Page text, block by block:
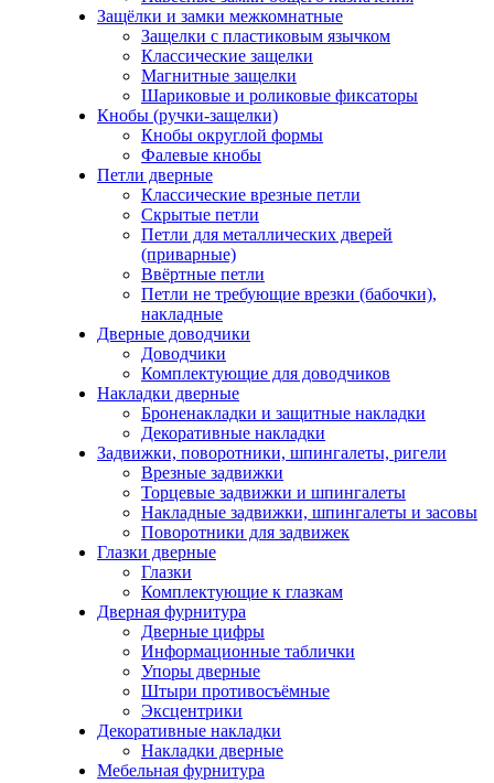
Защёлки и замки межкомнатные
Защелки с пластиковым язычком
Классические защелки
Магнитные защелки
Шариковые и роликовые фиксаторы
Кнобы (ручки-защелки)
Кнобы округлой формы
Фалевые кнобы
Петли дверные
Классические врезные петли
Скрытые петли
Петли для металлических дверей
(приварные)
Ввёртные петли
Петли не требующие врезки (бабочки),
накладные
Дверные доводчики
Доводчики
Комплектующие для доводчиков
Накладки дверные
Броненакладки и защитные накладки
Декоративные накладки
Задвижки, поворотники, шпингалеты, ригели
Врезные задвижки
Торцевые задвижки и шпингалеты
Накладные задвижки, шпингалеты и засовы
Поворотники для задвижек
Глазки дверные
Глазки
Комплектующие к глазкам
Дверная фурнитура
Дверные цифры
Информационные таблички
Упоры дверные
Штыри противосъёмные
Эксцентрики
Декоративные накладки
Накладки дверные
Мебельная фурнитура